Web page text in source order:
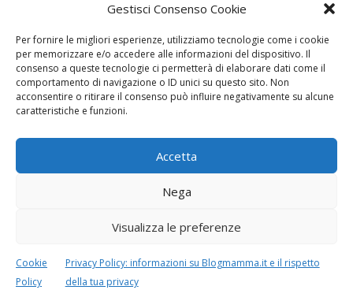
Gestisci Consenso Cookie
Per fornire le migliori esperienze, utilizziamo tecnologie come i cookie
per memorizzare e/o accedere alle informazioni del dispositivo. Il
consenso a queste tecnologie ci permetterà di elaborare dati come il
comportamento di navigazione o ID unici su questo sito. Non
acconsentire o ritirare il consenso può influire negativamente su alcune
caratteristiche e funzioni.
Accetta
Nega
Visualizza le preferenze
Cookie
Policy
Privacy Policy: informazioni su Blogmamma.it e il rispetto
della tua privacy
Vaccini SOS Pediatra